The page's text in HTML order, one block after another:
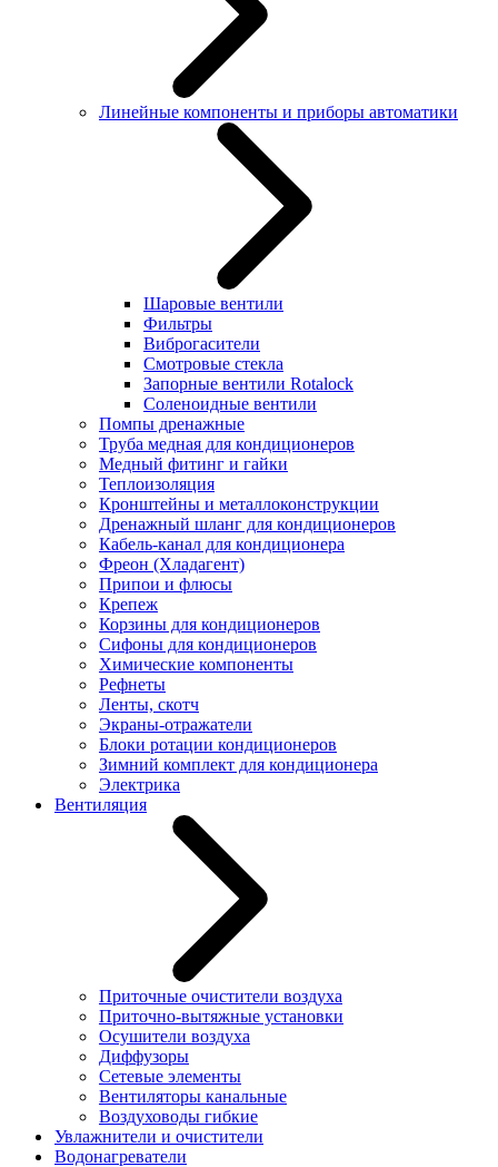
Линейные компоненты и приборы автоматики
Шаровые вентили
Фильтры
Виброгасители
Смотровые стекла
Запорные вентили Rotalock
Соленоидные вентили
Помпы дренажные
Труба медная для кондиционеров
Медный фитинг и гайки
Теплоизоляция
Кронштейны и металлоконструкции
Дренажный шланг для кондиционеров
Кабель-канал для кондиционера
Фреон (Хладагент)
Припои и флюсы
Крепеж
Корзины для кондиционеров
Сифоны для кондиционеров
Химические компоненты
Рефнеты
Ленты, скотч
Экраны-отражатели
Блоки ротации кондиционеров
Зимний комплект для кондиционера
Электрика
Вентиляция
Приточные очистители воздуха
Приточно-вытяжные установки
Осушители воздуха
Диффузоры
Сетевые элементы
Вентиляторы канальные
Воздуховоды гибкие
Увлажнители и очистители
Водонагреватели